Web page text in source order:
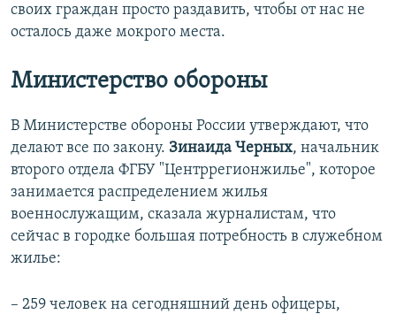
своих граждан просто раздавить, чтобы от нас не
осталось даже мокрого места.
Министерство обороны
В Министерстве обороны России утверждают, что
делают все по закону. Зинаида Черных, начальник
второго отдела ФГБУ "Центррегионжилье", которое
занимается распределением жилья
военнослужащим, сказала журналистам, что
сейчас в городке большая потребность в служебном
жилье:
– 259 человек на сегодняшний день офицеры,